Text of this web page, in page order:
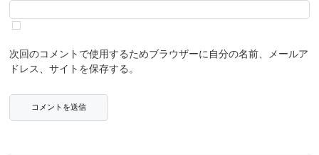
次回のコメントで使用するためブラウザーに自分の名前、メールア
ドレス、サイトを保存する。